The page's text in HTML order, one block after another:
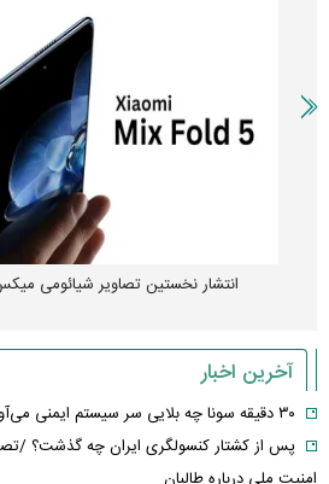
انتشار نخستین تصاویر شیائومی میکس فولد ۵
آخرین اخبار
۳۰ دقیقه سونا چه بلایی سر سیستم ایمنی می‌آورد؟
پس از کشتار کنسولگری ایران چه گذشت؟ /